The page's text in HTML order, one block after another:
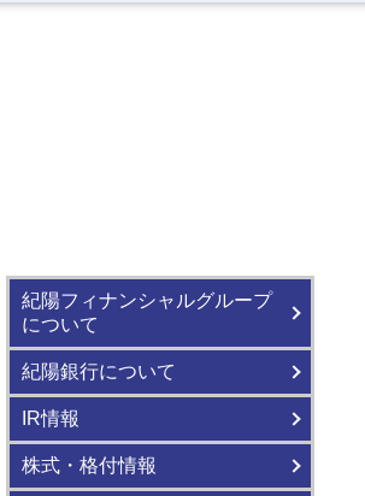
紀陽フィナンシャルグループ
について
紀陽銀行について
IR情報
株式・格付情報